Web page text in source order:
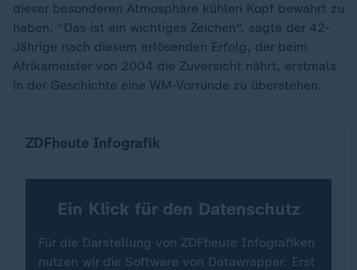
dieser besonderen Atmosphäre kühlen Kopf bewahrt zu
haben. "Das ist ein wichtiges Zeichen", sagte der 42-
Jährige nach diesem erlösenden Erfolg, der beim
Afrikameister von 2004 die Zuversicht nährt, erstmals
in der Geschichte eine WM-Vorrunde zu überstehen.
ZDFheute Infografik
Ein Klick für den Datenschutz
Für die Darstellung von ZDFheute Infografiken
nutzen wir die Software von Datawrapper. Erst